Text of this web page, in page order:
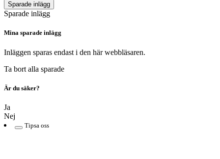
Sparade inlägg
Sparade inlägg
Mina sparade inlägg
Inläggen sparas endast i den här webbläsaren.
Ta bort alla sparade
Är du säker?
Ja
Nej
Tipsa oss